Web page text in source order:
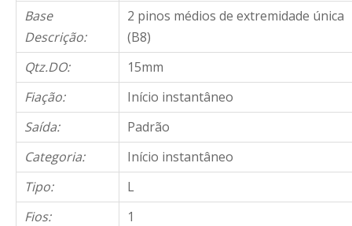
Base
Descrição:
2 pinos médios de extremidade única
(B8)
Qtz.DO:
15mm
Fiação:
Início instantâneo
Saída:
Padrão
Categoria:
Início instantâneo
Tipo:
L
Fios:
1